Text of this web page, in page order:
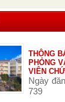
THÔNG
PHỎNG
VIÊN
Ngày
739